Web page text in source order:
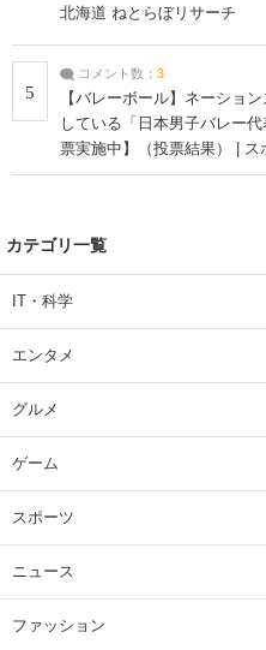
北海道 ねとらぼリサーチ
5
コメント数： 3
【バレーボール】ネーショ
している「日本男子バレー
票実施中】（投票結果） | ス
カテゴリ一覧
IT・科学
エンタメ
グルメ
ゲーム
スポーツ
ニュース
ファッション